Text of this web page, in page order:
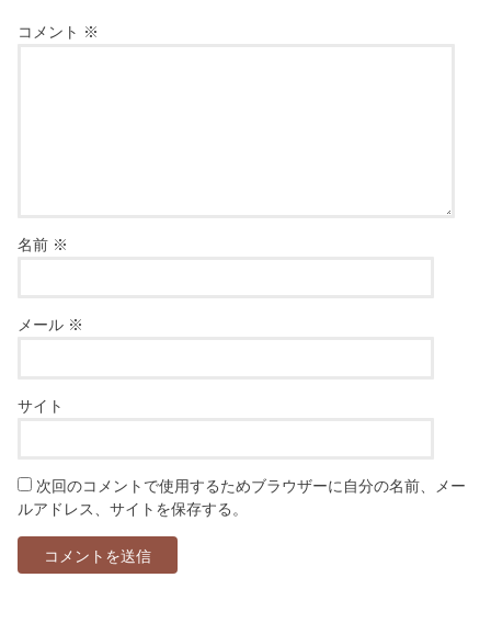
コメント ※
名前 ※
メール ※
サイト
次回のコメントで使用するためブラウザーに自分の名前、メー
ルアドレス、サイトを保存する。